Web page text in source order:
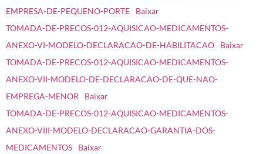
EMPRESA-DE-PEQUENO-PORTE
Baixar
TOMADA-DE-PRECOS-012-AQUISICAO-MEDICAMENTOS-
ANEXO-VI-MODELO-DECLARACAO-DE-HABILITACAO
Baixar
TOMADA-DE-PRECOS-012-AQUISICAO-MEDICAMENTOS-
ANEXO-VII-MODELO-DE-DECLARACAO-DE-QUE-NAO-
EMPREGA-MENOR
Baixar
TOMADA-DE-PRECOS-012-AQUISICAO-MEDICAMENTOS-
ANEXO-VIII-MODELO-DECLARACAO-GARANTIA-DOS-
MEDICAMENTOS
Baixar